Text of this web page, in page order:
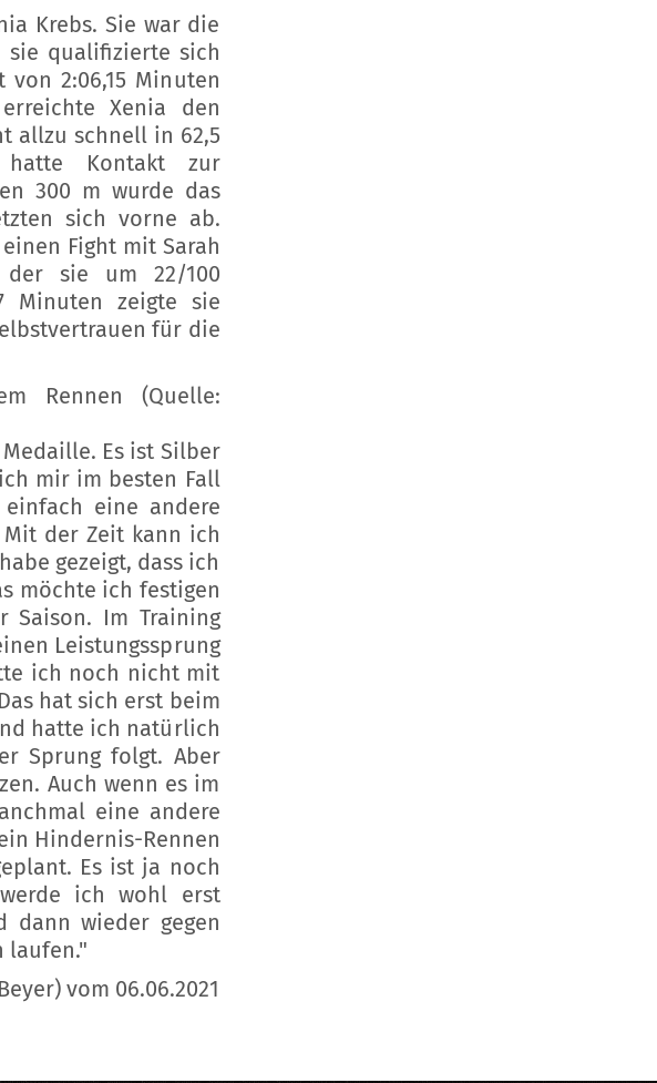
Krebs. Sie war die
qualifizierte sich
2:06,15 Minuten
Xenia den
allzu schnell in 62,5
hatte Kontakt zur
300 m wurde das
sich vorne ab.
Fight mit Sarah
der sie um 22/100
Minuten zeigte sie
für die
Rennen (Quelle:
Es ist Silber
mir im besten Fall
eine andere
der Zeit kann ich
gezeigt, dass ich
möchte ich festigen
Im Training
Leistungssprung
ich noch nicht mit
hat sich erst beim
hatte ich natürlich
Sprung folgt. Aber
Auch wenn es im
eine andere
Hindernis-Rennen
Es ist ja noch
ich wohl erst
dann wieder gegen
laufen."
vom 06.06.2021